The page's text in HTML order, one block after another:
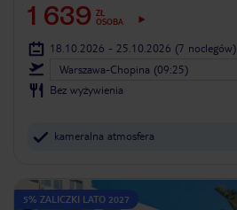
1 639 ZŁ
OSOBA
18.10.2026 - 25.10.2026 (7 noclegów)
Warszawa-Chopina (09:25)
Bez wyżywienia
kameralna atmosfera
5% ZALICZKI LATO 2027